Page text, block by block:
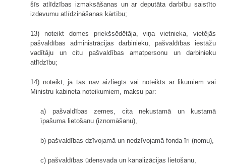
šīs atlīdzības izmaksāšanas un ar deputāta darbību saistīto
izdevumu atlīdzināšanas kārtību;
13) noteikt domes priekšsēdētāja, viņa vietnieka, vietējās
pašvaldības administrācijas darbinieku, pašvaldības iestāžu
vadītāju un citu pašvaldības amatpersonu un darbinieku
atlīdzību;
14) noteikt, ja tas nav aizliegts vai noteikts ar likumiem vai
Ministru kabineta noteikumiem, maksu par:
a) pašvaldības zemes, cita nekustamā un kustamā
īpašuma lietošanu (iznomāšanu),
b) pašvaldības dzīvojamā un nedzīvojamā fonda īri (nomu),
c) pašvaldības ūdensvada un kanalizācijas lietošanu,